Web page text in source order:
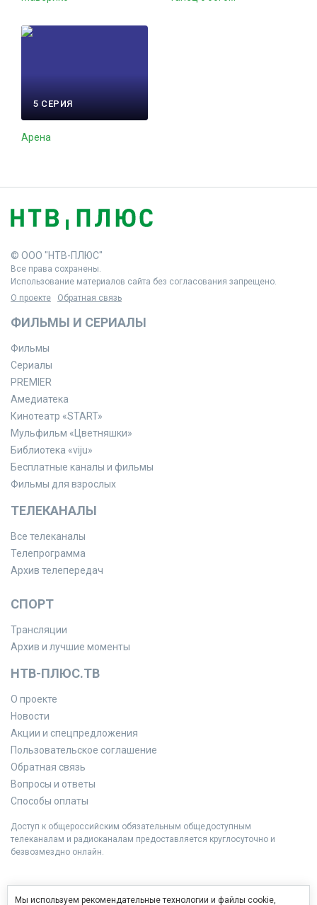
5 СЕРИЯ
Арена
© ООО "НТВ-ПЛЮС"
Все права сохранены.
Использование материалов сайта без согласования запрещено.
О проекте
Обратная связь
ФИЛЬМЫ И СЕРИАЛЫ
Фильмы
Сериалы
PREMIER
Амедиатека
Кинотеатр «START»
Мульфильм «Цветняшки»
Библиотека «viju»
Бесплатные каналы и фильмы
Фильмы для взрослых
ТЕЛЕКАНАЛЫ
Все телеканалы
Телепрограмма
Архив телепередач
СПОРТ
Трансляции
Архив и лучшие моменты
НТВ-ПЛЮС.ТВ
О проекте
Новости
Акции и спецпредложения
Пользовательское соглашение
Обратная связь
Вопросы и ответы
Способы оплаты
Доступ к общероссийским обязательным общедоступным
телеканалам и радиоканалам предоставляется круглосуточно и
безвозмездно онлайн.
Мы используем рекомендательные технологии и файлы cookie,